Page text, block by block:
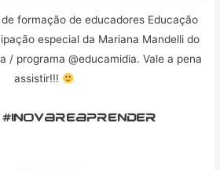
formação de educadores Educação
especial da Mariana Mandelli do
/ programa @educamidia. Vale a pena
assistir!!!